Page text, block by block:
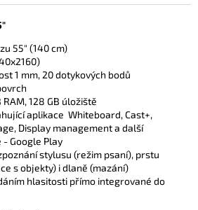
55" (140 cm)
1 mm, 20 dotykových bodů
RAM, 128 GB úložiště
aplikace Whiteboard, Cast+,
Display management a další
- Google Play
stylusu (režim psaní), prstu
s objekty) i dlaně (mazání)
hlasitosti přímo integrované do